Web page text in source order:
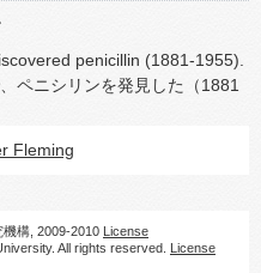
penicillin (1881-1955).
ペニシリンを発見した（1881
Fleming
構, 2009-2010 License
All rights reserved. License